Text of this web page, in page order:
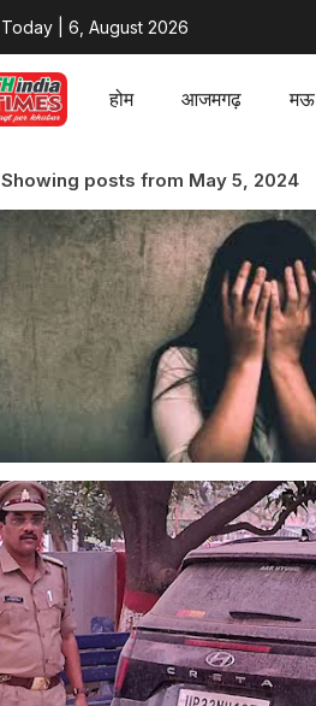
Today | 6, August 2026
होम आजमगढ़ मऊ
Showing posts from May 5, 2024